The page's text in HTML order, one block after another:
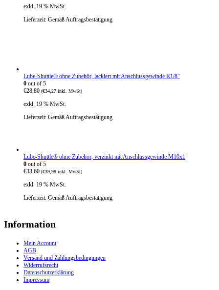
exkl. 19 % MwSt.
Lieferzeit: Gemäß Auftragsbestätigung
Lube-Shuttle® ohne Zubehör, lackiert mit Anschlussgewinde R1/8"
0 out of 5
€28,80 (€34,27 inkl. MwSt)
exkl. 19 % MwSt.
Lieferzeit: Gemäß Auftragsbestätigung
Lube-Shuttle® ohne Zubehör, verzinkt mit Anschlussgewinde M10x1
0 out of 5
€33,60 (€39,98 inkl. MwSt)
exkl. 19 % MwSt.
Lieferzeit: Gemäß Auftragsbestätigung
Information
Mein Account
AGB
Versand und Zahlungsbedingungen
Widerrufsrecht
Datenschutzerklärung
Impressum